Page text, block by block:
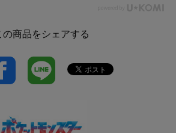
の商品をシェアする